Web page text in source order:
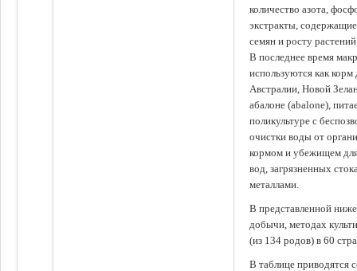
количество азота,
экстракты,
семян и росту
В последнее время
используются как
Австралии, Новой
абалоне (abalone),
поликультуре с
очистки воды от
кормом и убежищем
вод, загрязненных
металлами.
В представленной
добычи, методах
(из 134 родов) в 60
В таблице приводятся